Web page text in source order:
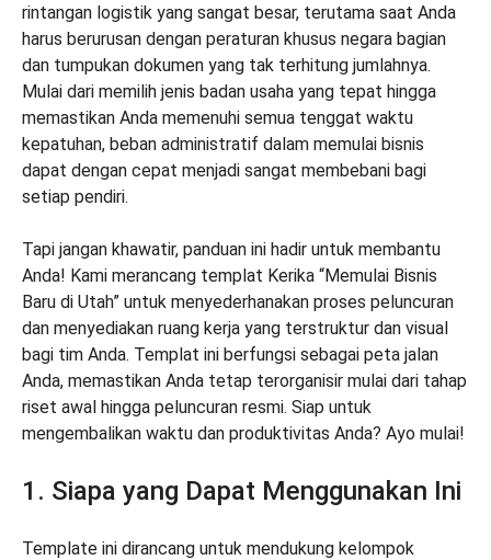
rintangan logistik yang sangat besar, terutama saat Anda
harus berurusan dengan peraturan khusus negara bagian
dan tumpukan dokumen yang tak terhitung jumlahnya.
Mulai dari memilih jenis badan usaha yang tepat hingga
memastikan Anda memenuhi semua tenggat waktu
kepatuhan, beban administratif dalam memulai bisnis
dapat dengan cepat menjadi sangat membebani bagi
setiap pendiri.
Tapi jangan khawatir, panduan ini hadir untuk membantu
Anda! Kami merancang templat Kerika “Memulai Bisnis
Baru di Utah” untuk menyederhanakan proses peluncuran
dan menyediakan ruang kerja yang terstruktur dan visual
bagi tim Anda. Templat ini berfungsi sebagai peta jalan
Anda, memastikan Anda tetap terorganisir mulai dari tahap
riset awal hingga peluncuran resmi. Siap untuk
mengembalikan waktu dan produktivitas Anda? Ayo mulai!
1. Siapa yang Dapat Menggunakan Ini
Template ini dirancang untuk mendukung kelompok